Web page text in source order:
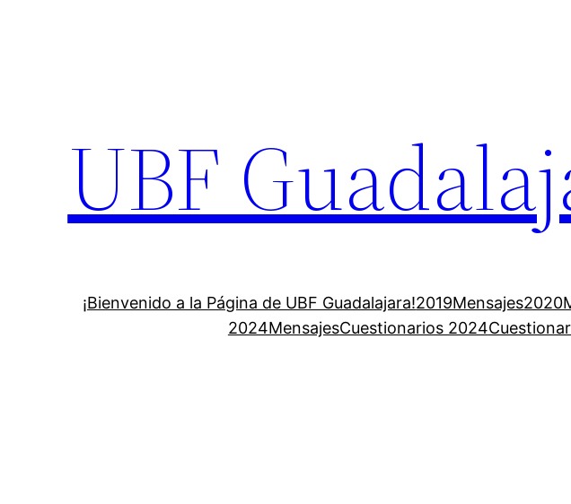
UBF
¡Bienvenido a la Página de UBF Guadalajara!2019Mensajes
2024MensajesCuestionarios 2024